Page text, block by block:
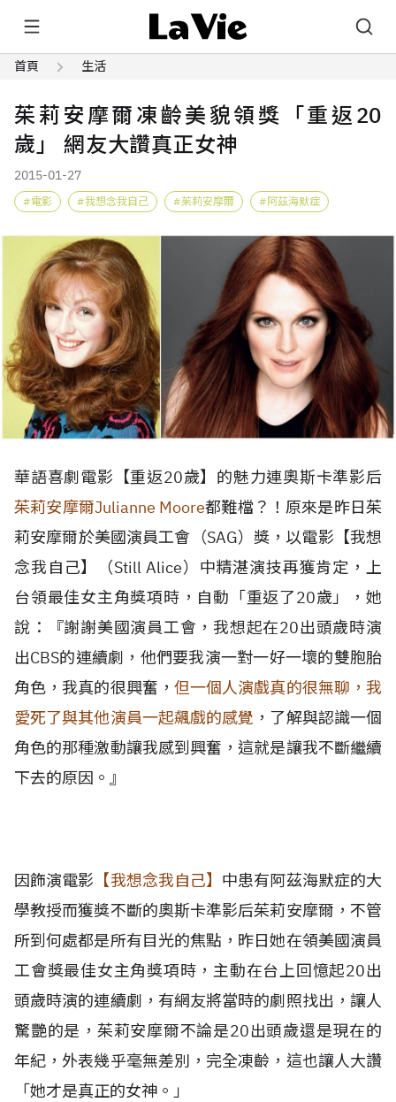
首頁 生活
茱莉安摩爾凍齡美貌領獎「重返20
歲」 網友大讚真正女神
2015-01-27
電影 我想念我自己 茱莉安摩爾 阿茲海默症
華語喜劇電影【重返20歲】的魅力連奧斯卡準影后
茱莉安摩爾Julianne Moore都難檔？！原來是昨日茱
莉安摩爾於美國演員工會（SAG）獎，以電影【我想
念我自己】（Still Alice）中精湛演技再獲肯定，上
台領最佳女主角獎項時，自動「重返了20歲」，她
說：『謝謝美國演員工會，我想起在20出頭歲時演
出CBS的連續劇，他們要我演一對一好一壞的雙胞胎
角色，我真的很興奮， 但一個人演戲真的很無聊，我
愛死了與其他演員一起飆戲的感覺 ，了解與認識一個
角色的那種激動讓我感到興奮，這就是讓我不斷繼續
下去的原因。』
因飾演電影 【我想念我自己】 中患有阿茲海默症的大
學教授而獲獎不斷的奧斯卡準影后茱莉安摩爾，不管
所到何處都是所有目光的焦點，昨日她在領美國演員
工會獎最佳女主角獎項時，主動在台上回憶起20出
頭歲時演的連續劇，有網友將當時的劇照找出，讓人
驚艷的是，茱莉安摩爾不論是20出頭歲還是現在的
年紀，外表幾乎毫無差別，完全凍齡，這也讓人大讚
「她才是真正的女神。」